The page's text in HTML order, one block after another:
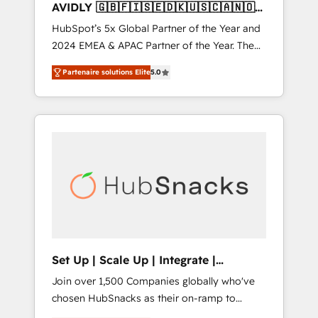
AVIDLY 🇬🇧🇫🇮🇸🇪🇩🇰🇺🇸🇨🇦🇳🇴
🇩🇪🇦🇺🇳🇿
HubSpot’s 5x Global Partner of the Year and
2024 EMEA & APAC Partner of the Year. The
world’s most experienced and fully
accredited HubSpot Solutions Partner. 🚀
With 2,750+ HubSpot projects delivered and
370+ specialists across EMEA, APAC and NAM,
automation, we turn complexity into clarity,
human at global scale. 🏆 HubSpot’s CEO
Partenaire solutions Elite5.0
Set Up | Scale Up | Integrate |
HubSnacks FlexPlan
Join over 1,500 Companies globally who've
chosen HubSnacks as their on-ramp to
HubSpot since 2014 Simple pay-as-you-go